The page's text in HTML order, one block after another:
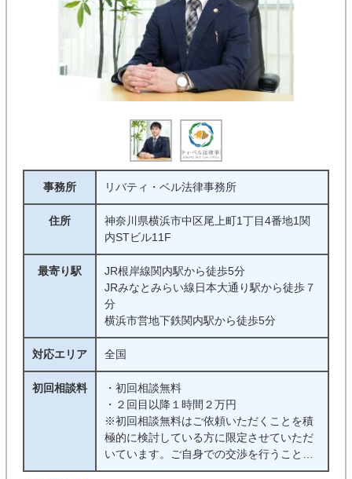
事務所 リバティ・ベル法律事務所
住所
神奈川県横浜市中区尾上町1丁目4番地1関
内STビル11F
最寄り駅
JR根岸線関内駅から徒歩5分
JRみなとみらい線日本大通り駅から徒歩７
分
横浜市営地下鉄関内駅から徒歩5分
対応エリア 全国
初回相談料
・初回相談無料
・２回目以降１時間２万円
※初回相談無料はご依頼いただくことを積
極的に検討している方に限定させていただ
いています。ご自身での交渉を行うことを
前提としたご相談の場合には、初回無料相